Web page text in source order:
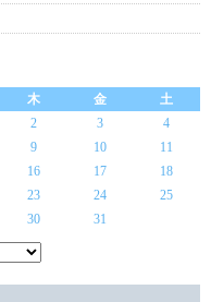
木 金
土
2 3
4
9 10
11
16 17
18
23 24
25
30 31